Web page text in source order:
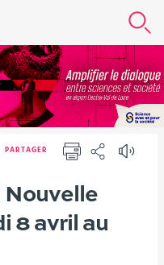
PARTAGER
Evénements
Nouvelle
8 avril au